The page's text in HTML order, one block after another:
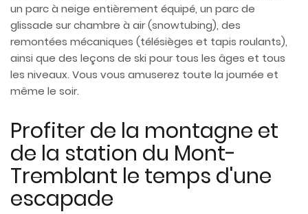
un parc à neige entièrement équipé, un parc de
glissade sur chambre à air (snowtubing), des
remontées mécaniques (télésièges et tapis roulants),
ainsi que des leçons de ski pour tous les âges et tous
les niveaux. Vous vous amuserez toute la journée et
même le soir.
Profiter de la montagne et
de la station du Mont-
Tremblant le temps d'une
escapade